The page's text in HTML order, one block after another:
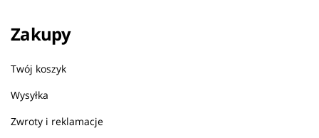
Zakupy
Twój koszyk
Wysyłka
Zwroty i reklamacje